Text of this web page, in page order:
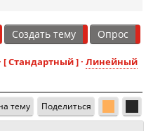
Создать тему Опрос
[ Стандартный ] · Линейный
тему Поделиться